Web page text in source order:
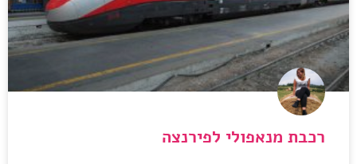
רכבת מנאפולי לפירנצה